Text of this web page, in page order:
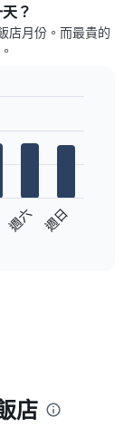
？
店月份。而最貴的
週六 週日
店